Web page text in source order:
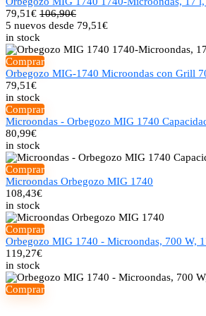
79,51€ 106,90€
5 nuevos desde 79,51€
in stock
Comprar
Orbegozo MIG-1740 Microondas con Grill
79,51€
in stock
Comprar
Microondas - Orbegozo MIG 1740
80,99€
in stock
Comprar
Microondas Orbegozo MIG 1740
108,43€
in stock
Comprar
Orbegozo MIG 1740 - Microondas, 700 W,
119,27€
in stock
Comprar